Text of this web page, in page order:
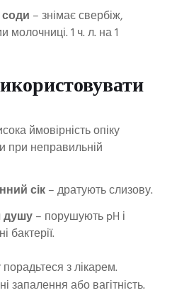
– знімає свербіж,
1 ч. л. на 1
ймовірність опіку
при неправильній
сік– дратують слизову.
душу– порушують pH і
бактерії.
з лікарем.
запалення або вагітність.